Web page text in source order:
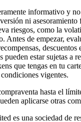
informativo y
ni
riesgos, como la
Antes de empezar,
pueden estar sujetas a
que tengas en tu
vigentes.
hasta el
aplicarse otras
es una sociedad de